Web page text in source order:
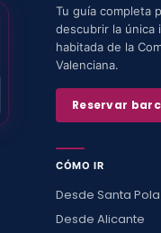
Tu guía completa
descubrir la única
habitada de la
Valenciana.
Reservar
CÓMO IR
Desde Santa Pola
Desde Alicante